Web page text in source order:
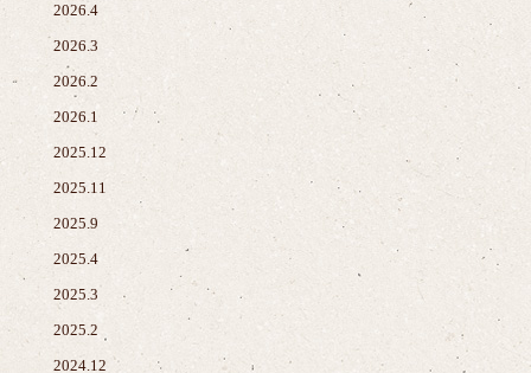
2026.4
2026.3
2026.2
2026.1
2025.12
2025.11
2025.9
2025.4
2025.3
2025.2
2024.12